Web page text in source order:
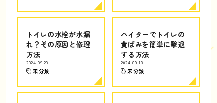
トイレの水栓が水漏
れ？その原因と修理
方法
2024.09.20
未分類
ハイターでトイレの
黄ばみを簡単に撃退
する方法
2024.09.18
未分類